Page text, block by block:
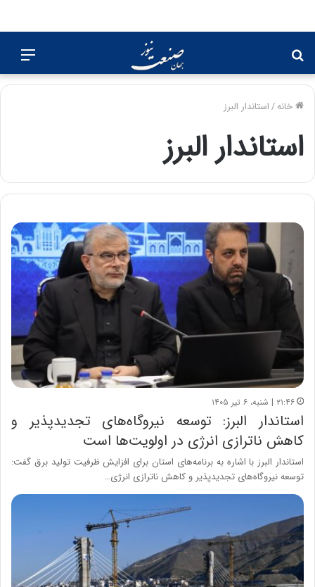
برای
خانه/استاندار البرز
استاندار البرز
۲۱:۴۶ | شنبه، ۶ تیر ۱۴۰۵
استاندار البرز: توسعه نیروگاه‌های تجدیدپذیر و
کاهش ناترازی انرژی در اولویت‌ها است
استاندار البرز با اشاره به برنامه‌های استان برای افزایش ظرفیت تولید برق گفت:
توسعه نیروگاه‌های تجدیدپذیر و کاهش ناترازی انرژی…